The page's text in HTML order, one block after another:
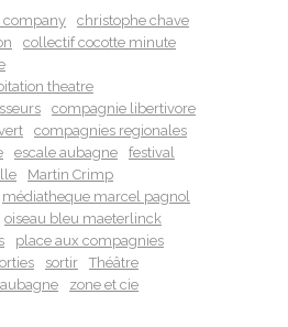
company
christophe chave
collectif cocotte minute
theatre
compagnie libertivore
compagnies regionales
escale aubagne
festival
Martin Crimp
médiatheque marcel pagnol
oiseau bleu maeterlinck
place aux compagnies
sortir
Théâtre
zone et cie